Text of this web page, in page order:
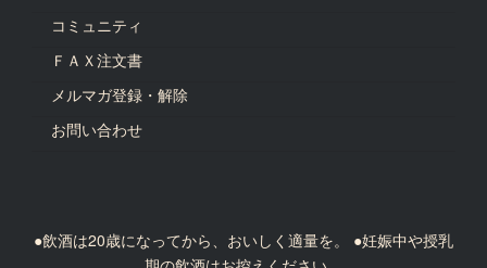
コミュニティ
ＦＡＸ注文書
メルマガ登録・解除
お問い合わせ
●飲酒は20歳になってから、おいしく適量を。 ●妊娠中や授乳